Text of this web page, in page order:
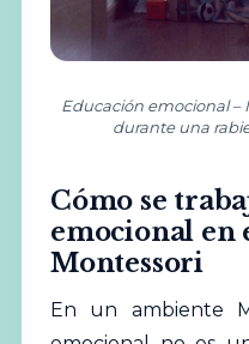
Educación emocional –
durante una
Cómo se
emocional en
Montessori
En un ambiente